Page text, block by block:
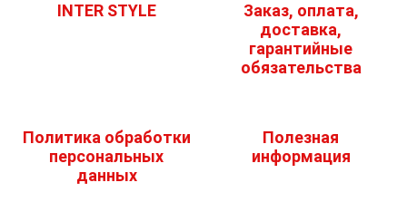
INTER STYLE
Заказ, оплата,
доставка,
гарантийные
обязательства
Политика обработки
персональных
данных
Полезная
информация